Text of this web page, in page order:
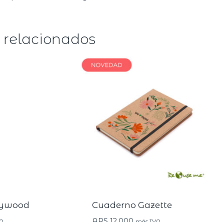
relacionados
Cuaderno Gazette